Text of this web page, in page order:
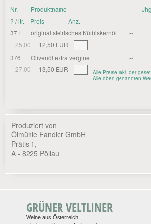
Nr. Produktname
? / ltr.
Preis
Anz.
371
original steirisches Kürbiskernöl --
25,00
12,50 EUR
376
Olivenöl extra vergine --
27,00
13,50 EUR
Alle Preise inkl. der
Alle oben genannten
Produziert von
Ölmühle Fandler GmbH
Prätis 1,
A - 8225 Pöllau
GRÜNER VELTLINER
Weine aus Österreich